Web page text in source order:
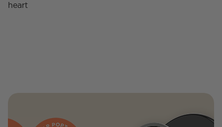
heart